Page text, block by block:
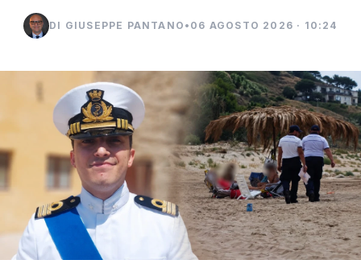
DI GIUSEPPE PANTANO • 06 AGOSTO 2026 · 10:24